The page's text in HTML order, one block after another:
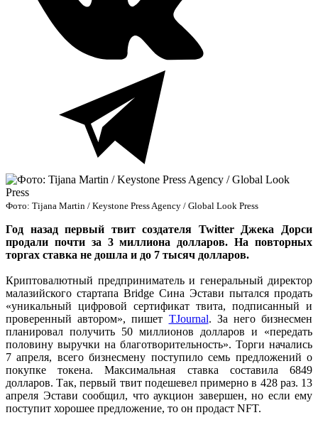
Фото: Tijana Martin / Keystone Press Agency / Global Look Press
Год назад первый твит создателя Twitter Джека Дорси
продали почти за 3 миллиона долларов. На повторных
торгах ставка не дошла и до 7 тысяч долларов.
Криптовалютный предприниматель и генеральный директор
малазийского стартапа Bridge Сина Эстави пытался продать
«уникальный цифровой сертификат твита, подписанный и
проверенный автором», пишет TJournal. За него бизнесмен
планировал получить 50 миллионов долларов и «передать
половину выручки на благотворительность». Торги начались
7 апреля, всего бизнесмену поступило семь предложений о
покупке токена. Максимальная ставка составила 6849
долларов. Так, первый твит подешевел примерно в 428 раз. 13
апреля Эстави сообщил, что аукцион завершен, но если ему
поступит хорошее предложение, то он продаст NFT.